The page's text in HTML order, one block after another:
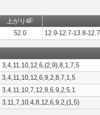
上がり4F
52.0 12.9-12.7-13.8-
3,4,11,10,12,6,(2,9),8,1,7,5
3,4,11,10,12,6,9,2,8,7,1,5
3,4,11,10,7,12,8,6,9,2,5,1
3,11,7,10,4,8,12,6,9,2,(1,5)